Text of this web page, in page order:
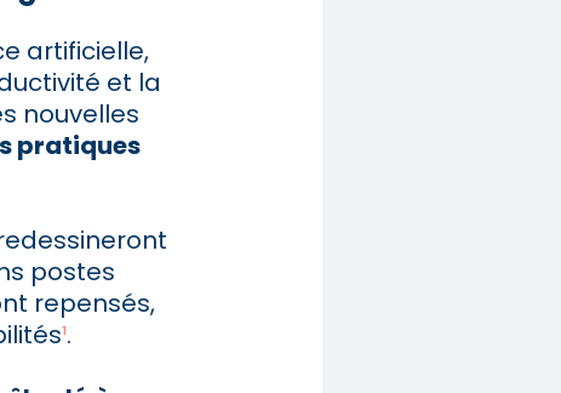
artificielle,
et la
nouvelles
pratiques
postes
repensés,
¹.